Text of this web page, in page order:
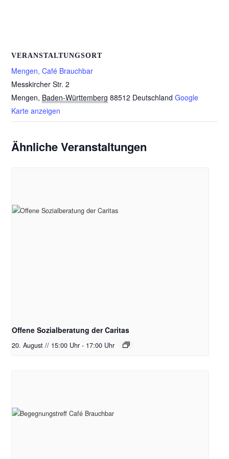
VERANSTALTUNGSORT
Mengen, Café Brauchbar
Messkircher Str. 2
Mengen, Baden-Württemberg 88512 Deutschland Google
Karte anzeigen
Ähnliche Veranstaltungen
Offene Sozialberatung der Caritas
20. August // 15:00 Uhr - 17:00 Uhr